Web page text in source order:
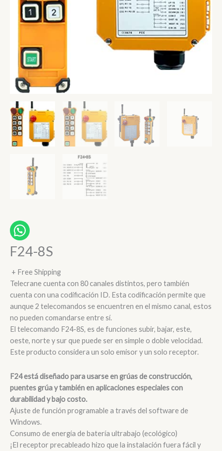
F24-8S
+ Free Shipping
Telecrane cuenta con 80 canales distintos, pero también
cuenta con una codificación ID. Esta codificación permite que
aunque 2 telecomandos se encuentren en el mismo canal, estos
no pueden comandarse entre sí.
El telecomando F24-8S, es de funciones subir, bajar, este,
oeste, norte y sur que puede ser en simple o doble velocidad.
Este producto considera un solo emisor y un solo receptor.
F24 está diseñado para usarse en grúas de construcción,
puentes grúa y también en aplicaciones especiales con
durabilidad y bajo costo.
Ajuste de función programable a través del software de
Windows.
Consumo de energía de batería ultrabajo (ecológico)
¡El receptor precableado hizo que la instalación fuera fácil y